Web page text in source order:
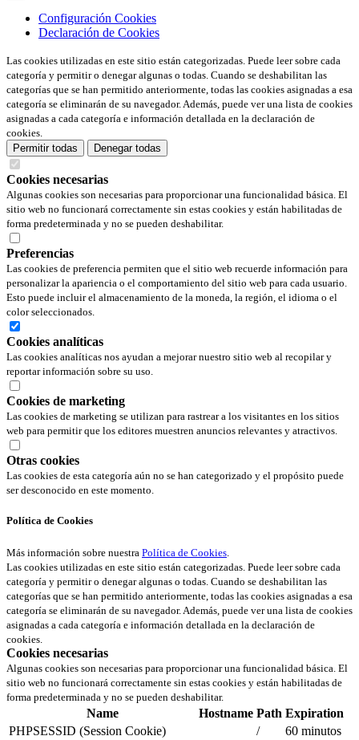
Configuración Cookies
Declaración de Cookies
Las cookies utilizadas en este sitio están categorizadas. Puede leer sobre cada
categoría y permitir o denegar algunas o todas. Cuando se deshabilitan las
categorías que se han permitido anteriormente, todas las cookies asignadas a esa
categoría se eliminarán de su navegador. Además, puede ver una lista de cookies
asignadas a cada categoría e información detallada en la declaración de
cookies.
Permitir todas
Denegar todas
Cookies necesarias
Algunas cookies son necesarias para proporcionar una funcionalidad básica. El
sitio web no funcionará correctamente sin estas cookies y están habilitadas de
forma predeterminada y no se pueden deshabilitar.
Preferencias
Las cookies de preferencia permiten que el sitio web recuerde información para
personalizar la apariencia o el comportamiento del sitio web para cada usuario.
Esto puede incluir el almacenamiento de la moneda, la región, el idioma o el
color seleccionados.
Cookies analíticas
Las cookies analíticas nos ayudan a mejorar nuestro sitio web al recopilar y
reportar información sobre su uso.
Cookies de marketing
Las cookies de marketing se utilizan para rastrear a los visitantes en los sitios
web para permitir que los editores muestren anuncios relevantes y atractivos.
Otras cookies
Las cookies de esta categoría aún no se han categorizado y el propósito puede
ser desconocido en este momento.
Política de Cookies
Más información sobre nuestra Política de Cookies.
Las cookies utilizadas en este sitio están categorizadas. Puede leer sobre cada
categoría y permitir o denegar algunas o todas. Cuando se deshabilitan las
categorías que se han permitido anteriormente, todas las cookies asignadas a esa
categoría se eliminarán de su navegador. Además, puede ver una lista de cookies
asignadas a cada categoría e información detallada en la declaración de
cookies.
Cookies necesarias
Algunas cookies son necesarias para proporcionar una funcionalidad básica. El
sitio web no funcionará correctamente sin estas cookies y están habilitadas de
forma predeterminada y no se pueden deshabilitar.
Name Hostname Path Expiration
PHPSESSID (Session Cookie)
/ 60 minutos